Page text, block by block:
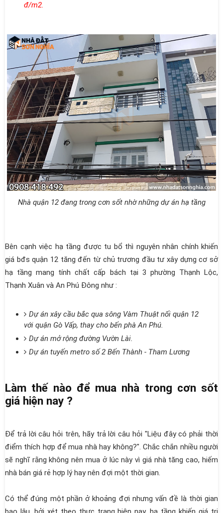
đ/m2.
Nhà quận 12 đang trong cơn sốt nhờ những dự án hạ tầng
Bên cạnh việc hạ tầng được tu bổ thì nguyên nhân chính khiến
giá bđs quận 12 tăng đến từ chủ trương đầu tư xây dựng cơ sở
hạ tầng mang tính chất cấp bách tại 3 phường Thạnh Lộc,
Thạnh Xuân và An Phú Đông như :
Dự án xây cầu bắc qua sông Vàm Thuật nối quận 12
với quận Gò Vấp, thay cho bến phà An Phú.
Dự án mở rộng đường Vườn Lài.
Dự án tuyến metro số 2 Bến Thành - Tham Lương
Làm thế nào để mua nhà trong cơn sốt
giá hiện nay ?
Để trả lời câu hỏi trên, hãy trả lời câu hỏi "Liệu đây có phải thời
điểm thích hợp để mua nhà hay không?". Chắc chắn nhiều người
sẽ nghĩ rằng không nên mua ở lúc này vì giá nhà tăng cao, hiếm
nhà bán giá rẻ hợp lý hay nên đợi một thời gian.
Có thể đúng một phần ở khoảng đợi nhưng vấn đề là thời gian